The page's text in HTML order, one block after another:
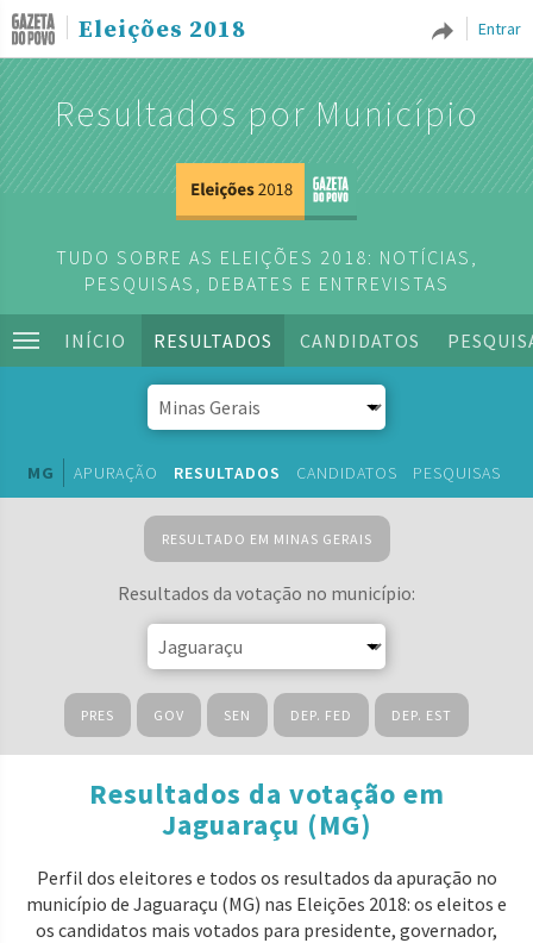
Entrar
Eleições 2018
Resultados por Município
TUDO SOBRE AS ELEIÇÕES 2018: NOTÍCIAS,
PESQUISAS, DEBATES E ENTREVISTAS
INÍCIO RESULTADOS CANDIDATOS
MG APURAÇÃO RESULTADOS CANDIDATOS PESQUISAS
RESULTADO EM MINAS GERAIS
Resultados da votação no município:
PRES GOV SEN DEP. FED DEP. EST
Resultados da votação em
Jaguaraçu (MG)
Perfil dos eleitores e todos os resultados da apuração no
município de Jaguaraçu (MG) nas Eleições 2018: os eleitos e
os candidatos mais votados para presidente, governador,